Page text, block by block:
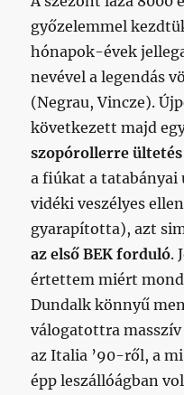
győzelemmel
hónapok-évek
nevével a legendás
(Negrau, Vincze).
következett majd
szopórollerre
a fiúkat a tatabányai
vidéki veszélyes
gyarapította), azt
az első BEK forduló.
értettem miért
Dundalk könnyű
válogatottra
az Italia ’90-ről, a
épp leszállóágban